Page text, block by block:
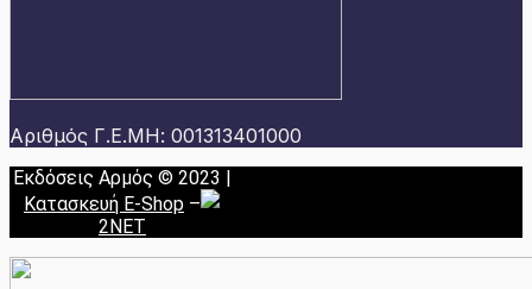
Αριθμός Γ.Ε.ΜΗ: 001313401000
Εκδόσεις Αρμός © 2023 |
Κατασκευή E-Shop –
2NET